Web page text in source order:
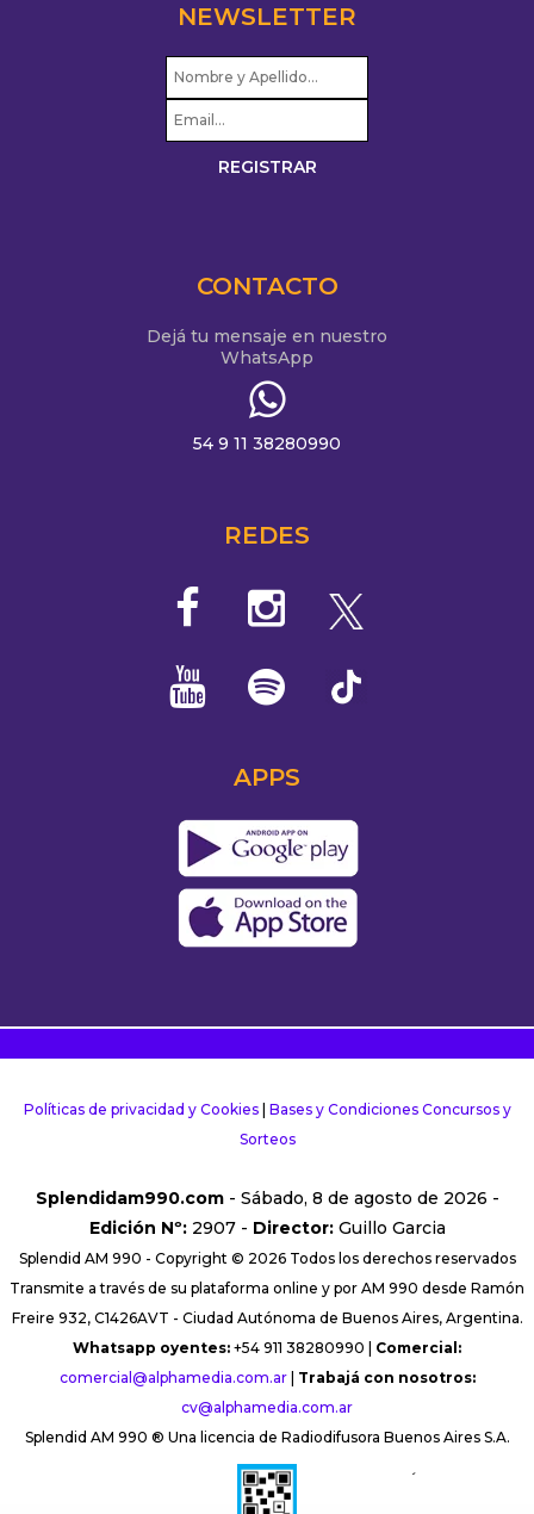
NEWSLETTER
CONTACTO
Dejá tu mensaje en nuestro
WhatsApp
54 9 11 38280990
REDES
APPS
Políticas de privacidad y Cookies| Bases y Condiciones Concursos y
Sorteos
Splendidam990.com- Sábado, 8 de agosto de 2026 -
Edición Nº:2907 - Director:Guillo Garcia
Splendid AM 990 - Copyright © 2026 Todos los derechos reservados
Transmite a través de su plataforma online y por AM 990 desde Ramón
Freire 932, C1426AVT - Ciudad Autónoma de Buenos Aires, Argentina.
Whatsapp oyentes: +54 911 38280990 | Comercial:
comercial@alphamedia.com.ar| Trabajá con nosotros:
cv@alphamedia.com.ar
Splendid AM 990 ® Una licencia de Radiodifusora Buenos Aires S.A.
´